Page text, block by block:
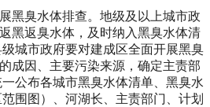
黑臭水体排查。地级及以上城市政
黑返臭水体，及时纳入黑臭水体清
城市政府要对建成区全面开展黑臭
成因、主要污染来源，确定主责部
公布各城市黑臭水体清单、黑臭水
围图）、河湖长、主责部门、计划